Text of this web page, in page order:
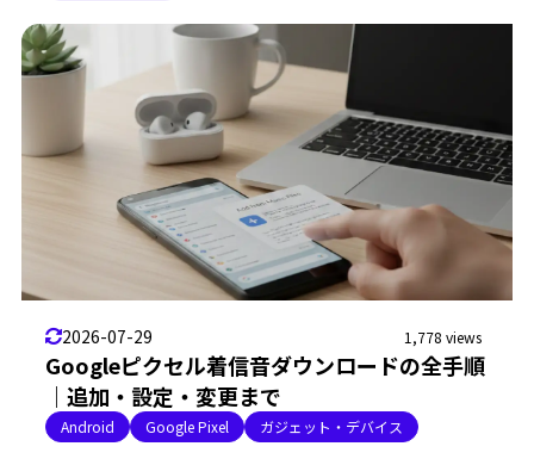
2026-07-29 1,778 views
Googleピクセル着信音ダウンロードの全手順
｜追加・設定・変更まで
Android Google Pixel ガジェット・デバイス